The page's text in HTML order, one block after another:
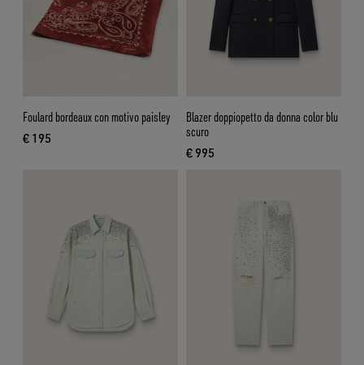
Foulard bordeaux con motivo paisley
€ 195
prezzo attuale € 195
Blazer doppiopetto da donna color blu
scuro
€ 995
prezzo attuale € 995